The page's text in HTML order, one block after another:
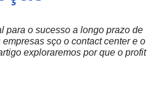
para o sucesso a longo prazo de
sço o contact center e o
exploraremos por que o profit